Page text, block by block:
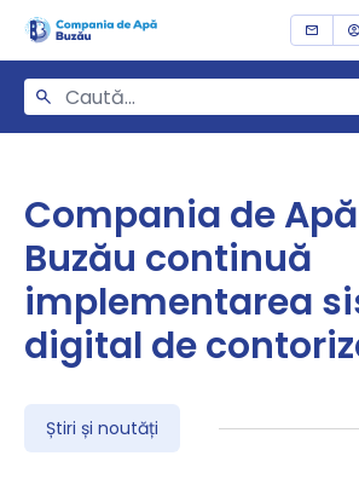
Compania de Apă
Buzău continuă
implementarea
digital de
Știri și noutăți